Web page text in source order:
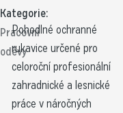
Kategorie:
Pracovní
oděvy
Pohodlné ochranné
rukavice určené pro
celoroční profesionální
zahradnické a lesnické
práce v náročných